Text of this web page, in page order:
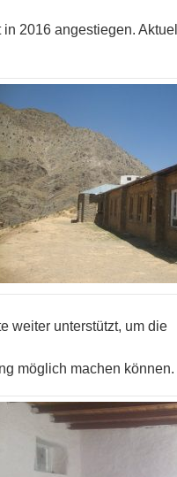
2016 angestiegen.
weiter unterstützt, um die
möglich machen können.